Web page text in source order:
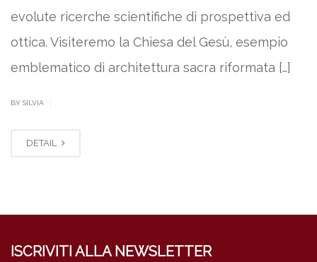
evolute ricerche scientifiche di prospettiva ed
ottica. Visiteremo la Chiesa del Gesù, esempio
emblematico di architettura sacra riformata […]
BY SILVIA
DETAIL
ISCRIVITI ALLA NEWSLETTER